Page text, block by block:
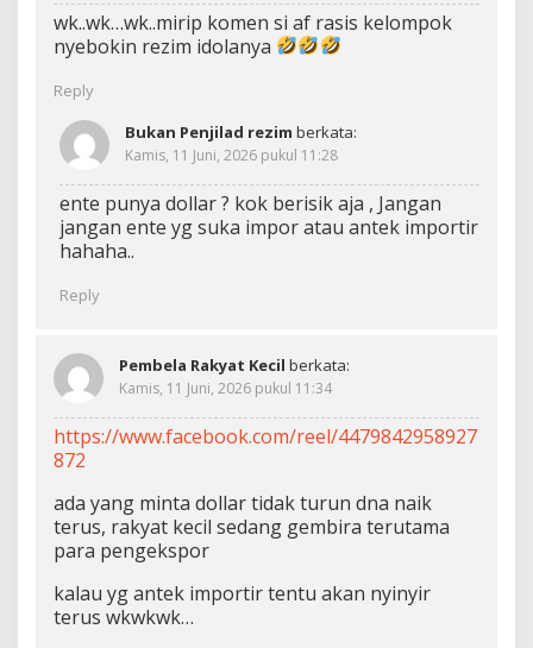
wk..wk…wk..mirip komen si af rasis kelompok
nyebokin rezim idolanya
Reply
Bukan Penjilad rezim berkata:
Kamis, 11 Juni, 2026 pukul 11:28
ente punya dollar ? kok berisik aja , Jangan
jangan ente yg suka impor atau antek importir
hahaha..
Reply
Pembela Rakyat Kecil berkata:
Kamis, 11 Juni, 2026 pukul 11:34
https://www.facebook.com/reel/4479842958927
872
ada yang minta dollar tidak turun dna naik
terus, rakyat kecil sedang gembira terutama
para pengekspor
kalau yg antek importir tentu akan nyinyir
terus wkwkwk…